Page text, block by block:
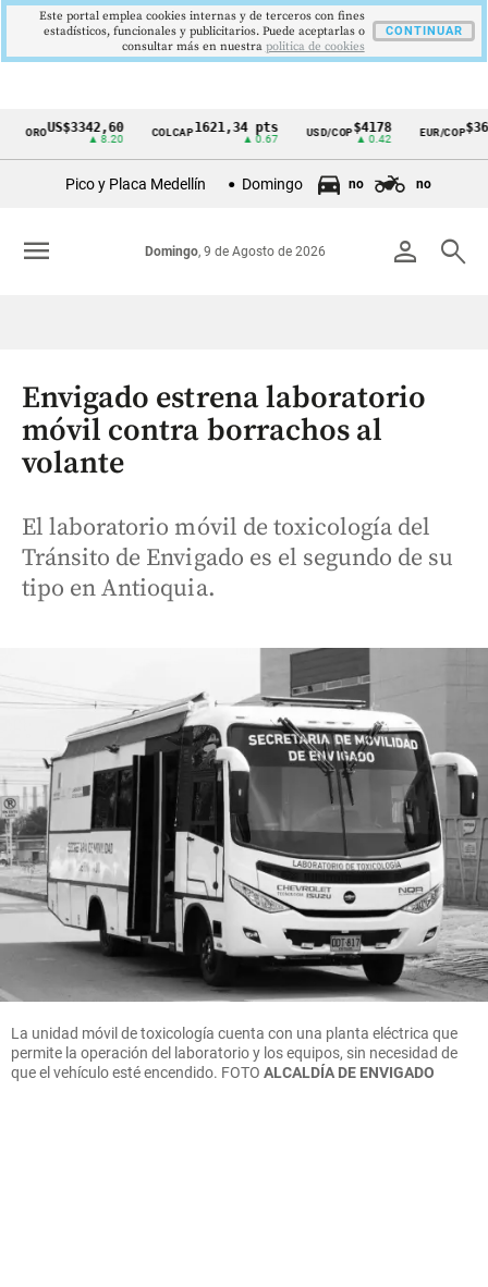
Cintillo
Colombia
OROUS$3342,60
▲ 8.20
COLCAP1621,34 pts
▲ 0.67
USD/COP$4178
▲ 0.42
EUR/COP$3648
Pico y Placa Medellín Domingo no no
person search
Domingo, 9 de Agosto de 2026
menu
Envigado estrena laboratorio
móvil contra borrachos al
volante
El laboratorio móvil de toxicología del
Tránsito de Envigado es el segundo de su
tipo en Antioquia.
La unidad móvil de toxicología cuenta con una planta eléctrica que
permite la operación del laboratorio y los equipos, sin necesidad de
que el vehículo esté encendido. FOTO ALCALDÍA DE ENVIGADO
Este portal emplea cookies internas y de terceros con fines
estadísticos, funcionales y publicitarios. Puede aceptarlas o
consultar más en nuestra politica de cookies
CONTINUAR